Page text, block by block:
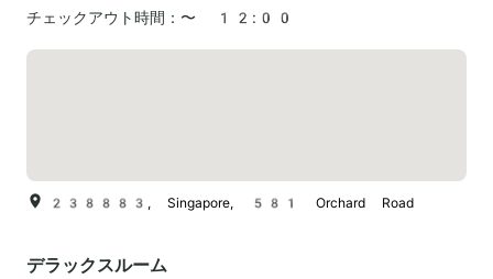
チェックアウト時間： 〜 12:00
238883, Singapore, 581 Orchard Road
デラックスルーム